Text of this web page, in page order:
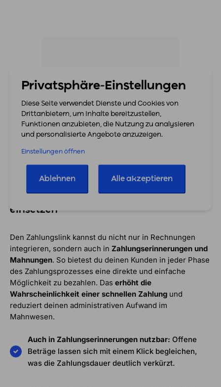
einsetzen
Den Zahlungslink kannst du nicht nur in Rechnungen
integrieren, sondern auch in Zahlungserinnerungen und
Mahnungen. So bietest du deinen Kunden in jeder Phase
des Zahlungsprozesses eine direkte und einfache
Möglichkeit zu bezahlen. Das erhöht die
Wahrscheinlichkeit einer schnellen Zahlung und
reduziert deinen administrativen Aufwand im
Mahnwesen.
Auch in Zahlungserinnerungen nutzbar: Offene
Beträge lassen sich mit einem Klick begleichen,
was die Zahlungsdauer deutlich verkürzt.
Privatsphäre-Einstellungen
Diese Seite verwendet Dienste und Cookies von
Drittanbietern, um Inhalte bereitzustellen,
Funktionen anzubieten, die Nutzung zu analysieren
und personalisierte Angebote anzuzeigen.
Einstellungen öffnen
Ablehnen Alle akzeptieren